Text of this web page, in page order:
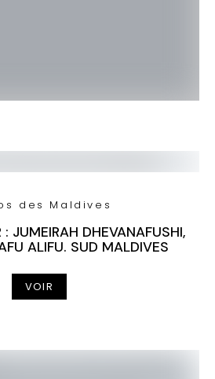
des Maldives
JUMEIRAH DHEVANAFUSHI,
ALIFU. SUD MALDIVES
VOIR